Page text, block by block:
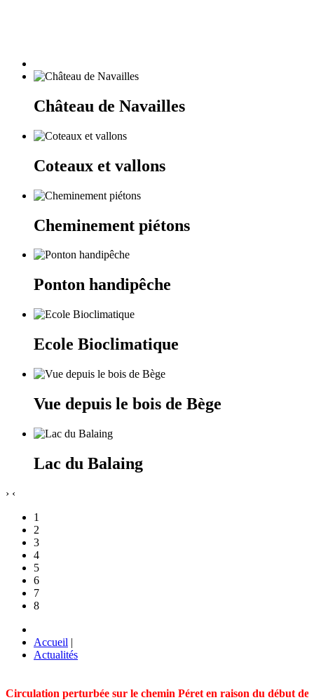
Château de Navailles
Coteaux et vallons
Cheminement piétons
Ponton handipêche
Ecole Bioclimatique
Vue depuis le bois de Bège
Lac du Balaing
› ‹
1
2
3
4
5
6
7
8
Accueil |
Actualités
Circulation perturbée sur le chemin Péret en raison du début